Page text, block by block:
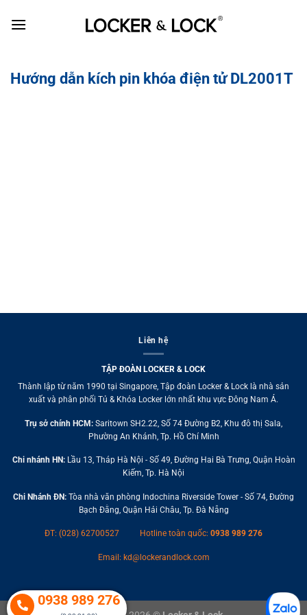
Hướng dẫn kích pin khóa điện tử DL2001T
Liên hệ
TẬP ĐOÀN LOCKER & LOCK
Thành lập từ năm 1990 tại Singapore, Tập đoàn Locker & Lock là nhà sản
xuất và phân phối Tủ & Khóa Locker lớn nhất khu vực Đông Nam Á.
Trụ sở chính HCM: Saritown SH2.22, Số 74 Đường B2, Khu đô thị Sala,
Phường An Khánh, Tp. Hồ Chí Minh
Chi nhánh HN:Lầu 13, Tháp Hà Nội - Số 49, Đường Hai Bà Trưng, Quận Hoàn
Kiếm, Tp. Hà Nội
Chi Nhánh ĐN: Tòa nhà văn phòng Indochina Riverside Tower - Số 74, Đường
Bạch Đằng, Quận Hải Châu, Tp. Đà Nẵng
ĐT: (028) 62700527 Hotline toàn quốc: 0938 989 276
Email: kd@lockerandlock.com
0938 989 276